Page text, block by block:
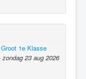
1e Klasse
zondag 23 aug 2026